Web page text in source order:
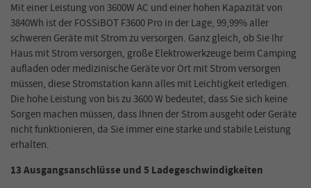
Mit einer Leistung von 3600W AC und einer hohen Kapazität von
3840Wh ist der FOSSiBOT F3600 Pro in der Lage, 99,99% aller
schweren Geräte mit Strom zu versorgen. Ganz gleich, ob Sie Ihr
Haus mit Strom versorgen, große Elektrowerkzeuge beim Camping
aufladen oder medizinische Geräte vor Ort mit Strom versorgen
müssen, diese Stromstation kann alles mit Leichtigkeit erledigen.
Die hohe Leistung von bis zu 3600 W bedeutet, dass Sie sich keine
Sorgen machen müssen, dass Ihnen der Strom ausgeht oder Geräte
nicht funktionieren, da Sie immer eine starke und stabile Leistung
erhalten.
13 Ausgangsanschlüsse und 5 Ladegeschwindigkeiten